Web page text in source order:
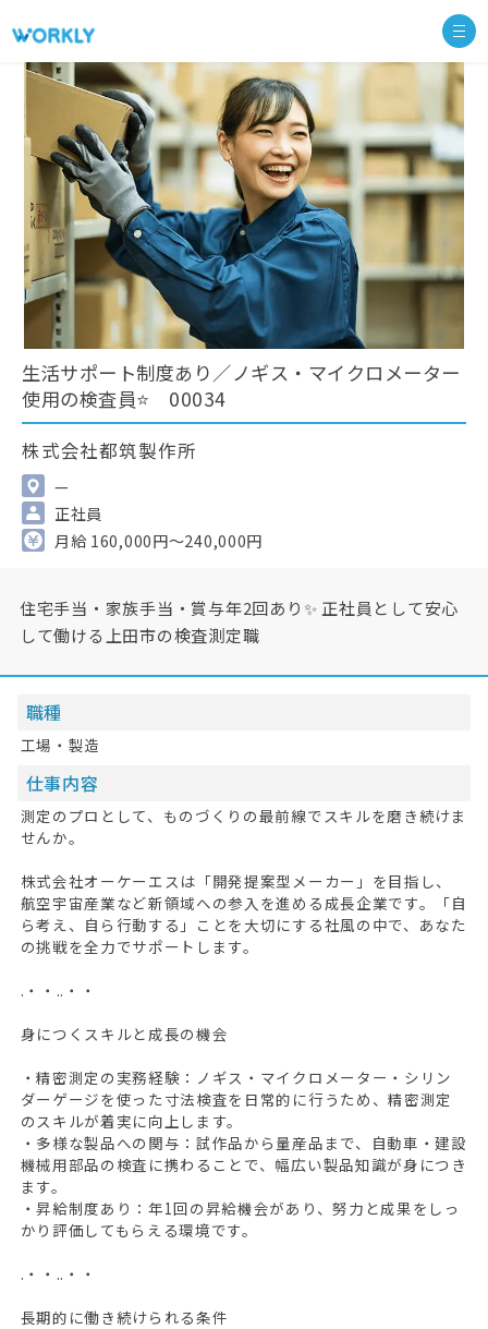
生活サポート制度あり／ノギス・マイクロメーター
使用の検査員⭐ 00034
株式会社都筑製作所
—
正社員
月給 160,000円～240,000円
住宅手当・家族手当・賞与年2回あり✨ 正社員として安心
して働ける上田市の検査測定職
職種
工場・製造
仕事内容
測定のプロとして、ものづくりの最前線でスキルを磨き続けま
せんか。
株式会社オーケーエスは「開発提案型メーカー」を目指し、
航空宇宙産業など新領域への参入を進める成長企業です。「自
ら考え、自ら行動する」ことを大切にする社風の中で、あなた
の挑戦を全力でサポートします。
.・・..・・
身につくスキルと成長の機会
・精密測定の実務経験：ノギス・マイクロメーター・シリン
ダーゲージを使った寸法検査を日常的に行うため、精密測定
のスキルが着実に向上します。
・多様な製品への関与：試作品から量産品まで、自動車・建設
機械用部品の検査に携わることで、幅広い製品知識が身につき
ます。
・昇給制度あり：年1回の昇給機会があり、努力と成果をしっ
かり評価してもらえる環境です。
.・・..・・
長期的に働き続けられる条件